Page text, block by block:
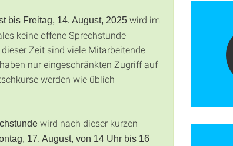
bis Freitag, 14. August, 2025 wird im
keine offene Sprechstunde
Zeit sind viele Mitarbeitende
nur eingeschränkten Zugriff auf
werden wie üblich
wird nach dieser kurzen
17. August, von 14 Uhr bis 16